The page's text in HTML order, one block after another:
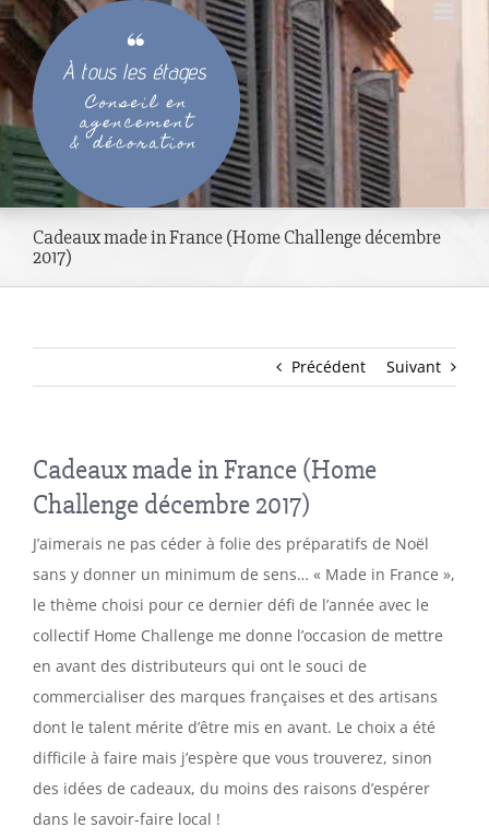
Passer
au
contenu
Cadeaux made in France (Home Challenge décembre
2017)
Précédent Suivant
Cadeaux made in France (Home
Challenge décembre 2017)
J’aimerais ne pas céder à folie des préparatifs de Noël
sans y donner un minimum de sens… « Made in France »,
le thème choisi pour ce dernier défi de l’année avec le
collectif Home Challenge me donne l’occasion de mettre
en avant des distributeurs qui ont le souci de
commercialiser des marques françaises et des artisans
dont le talent mérite d’être mis en avant. Le choix a été
difficile à faire mais j’espère que vous trouverez, sinon
des idées de cadeaux, du moins des raisons d’espérer
dans le savoir-faire local !